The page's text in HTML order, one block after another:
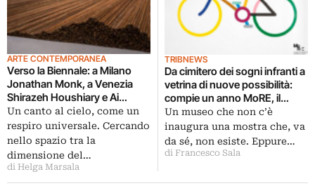
ARTE CONTEMPORANEA
Verso la Biennale: a Milano
Jonathan Monk, a Venezia
Shirazeh Houshiary e Ai
Weiwei. Maggio accelerato
per la casa italiana di Lisson
Gallery. Big internazionali e
super produzioni
Un canto al cielo, come un
respiro universale. Cercando
nello spazio tra la
dimensione del…
di Helga Marsala
TRIBNEWS
Da cimitero dei sogni infranti a
vetrina di nuove possibilità:
compie un anno MoRE, il
museo virtuale che raccoglie
progetti artistici mai realizzati.
E inaugura la sua prima
temporanea on-line, con
Un museo che non c’è
inaugura una mostra che, va
da sé, non esiste. Eppure…
di Francesco Sala